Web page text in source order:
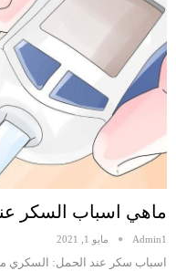
ماهي اسباب السكر
Admin1 مايو 1, 2021
اسباب سكر عند الحمل: السكري